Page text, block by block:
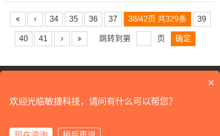
34 35 36 37 38/42页 共329条 39
40 41 跳转到第 页
©2026 All Rights Reserved 江苏敏捷科技
版权所有
×
欢迎光临敏捷科技，请问有什么可以帮您？